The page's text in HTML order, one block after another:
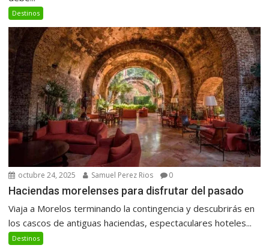
Destinos
octubre 24, 2025 Samuel Perez Rios 0
Haciendas morelenses para disfrutar del pasado
Viaja a Morelos terminando la contingencia y descubrirás en
los cascos de antiguas haciendas, espectaculares hoteles...
Destinos